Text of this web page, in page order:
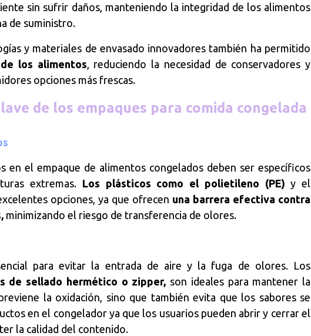
sin sufrir daños, manteniendo la integridad de los alimentos
de suministro.
y materiales de envasado innovadores también ha permitido
los alimentos , reduciendo la necesidad de conservadores y
opciones más frescas.
de los empaques para comida congelada
en el empaque de alimentos congelados deben ser específicos
extremas. Los plásticos como el polietileno (PE) y el
opciones, ya que ofrecen una barrera efectiva contra
minimizando el riesgo de transferencia de olores.
para evitar la entrada de aire y la fuga de olores. Los
de sellado hermético o zipper, son ideales para mantener la
la oxidación, sino que también evita que los sabores se
en el congelador ya que los usuarios pueden abrir y cerrar el
la calidad del contenido.